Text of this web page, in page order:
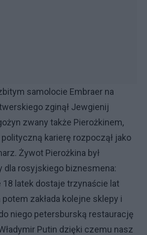
samolocie Embraer na
zginął Jewgienij
zwany także Pierożkinem,
karierę rozpoczął jako
Żywot Pierożkina był
dla rosyjskiego biznesmena:
latek dostaje trzynaście lat
potem zakłada kolejne sklepy i
niego petersburską restaurację
Putin dzięki czemu nasz